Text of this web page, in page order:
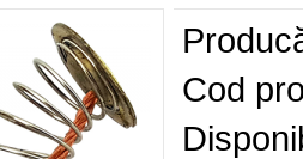
Cod